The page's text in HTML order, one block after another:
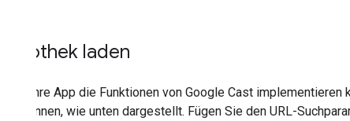
Bibliothek laden
Damit Ihre App die Funktionen von Google Cast
SDK kennen, wie unten dargestellt. Fügen Sie den URL-